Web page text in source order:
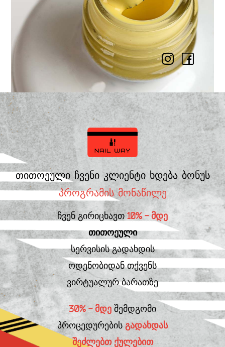
თითოეული ჩვენი კლიენტი ხდება ბონუს
პროგრამის მონაწილე
ჩვენ გირიცხავთ 10% - მდე
თითოეული
სერვისის გადახდის
ოდენობიდან თქვენს
ვირტუალურ ბარათზე
30% - მდე შემდგომი
პროცედურების გადახდას
შეძლებთ ქულებით